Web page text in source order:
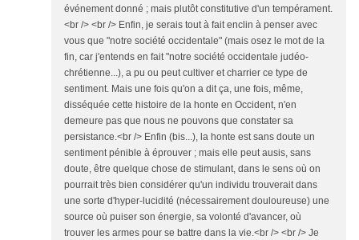
événement donné ; mais plutôt constitutive d'un tempérament.
<br /> <br /> Enfin, je serais tout à fait enclin à penser avec
vous que "notre société occidentale" (mais osez le mot de la
fin, car j'entends en fait "notre société occidentale judéo-
chrétienne...), a pu ou peut cultiver et charrier ce type de
sentiment. Mais une fois qu'on a dit ça, une fois, même,
disséquée cette histoire de la honte en Occident, n'en
demeure pas que nous ne pouvons que constater sa
persistance.<br /> Enfin (bis...), la honte est sans doute un
sentiment pénible à éprouver ; mais elle peut ausis, sans
doute, être quelque chose de stimulant, dans le sens où on
pourrait très bien considérer qu'un individu trouverait dans
une sorte d'hyper-lucidité (nécessairement douloureuse) une
source où puiser son énergie, sa volonté d'avancer, où
trouver les armes pour se battre dans la vie.<br /> <br /> Je